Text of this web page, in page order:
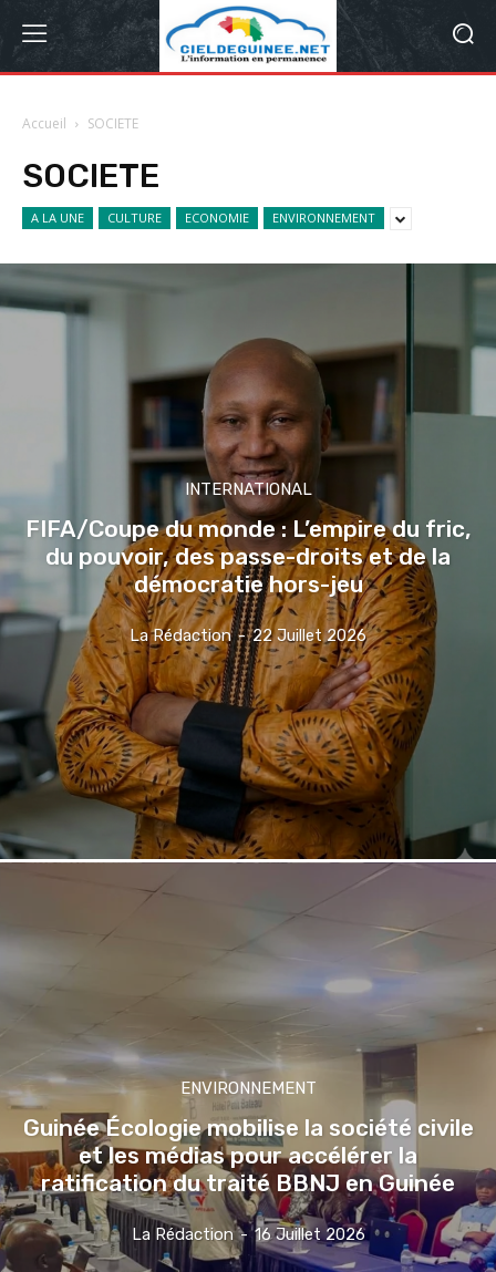
Accueil SOCIETE
SOCIETE
A LA UNE CULTURE ECONOMIE ENVIRONNEMENT
INTERNATIONAL
FIFA/Coupe du monde : L’empire du fric,
du pouvoir, des passe-droits et de la
démocratie hors-jeu
La Rédaction - 22 Juillet 2026
ENVIRONNEMENT
Guinée Écologie mobilise la société civile
et les médias pour accélérer la
ratification du traité BBNJ en Guinée
La Rédaction - 16 Juillet 2026